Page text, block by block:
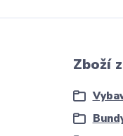
Zboží